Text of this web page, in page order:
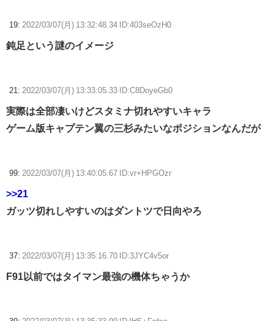
19: 2022/03/07(月) 13:32:48.34 ID:403seOzH0
鈍足という謎のイメージ
21: 2022/03/07(月) 13:33:05.33 ID:C8DoyeGb0
実際は全部凄いけどスタミナ切れやすいキャラ
ゲーム版キャプテン翼の三杉みたいなポジションなんだが
99: 2022/03/07(月) 13:40:05.67 ID:vr+HPGOzr
>>21
ガッツ切れしやすいのはダントツで日向やろ
37: 2022/03/07(月) 13:35:16.70 ID:3JYC4v5or
F91以前ではタイマン最強の機体ちゃうか